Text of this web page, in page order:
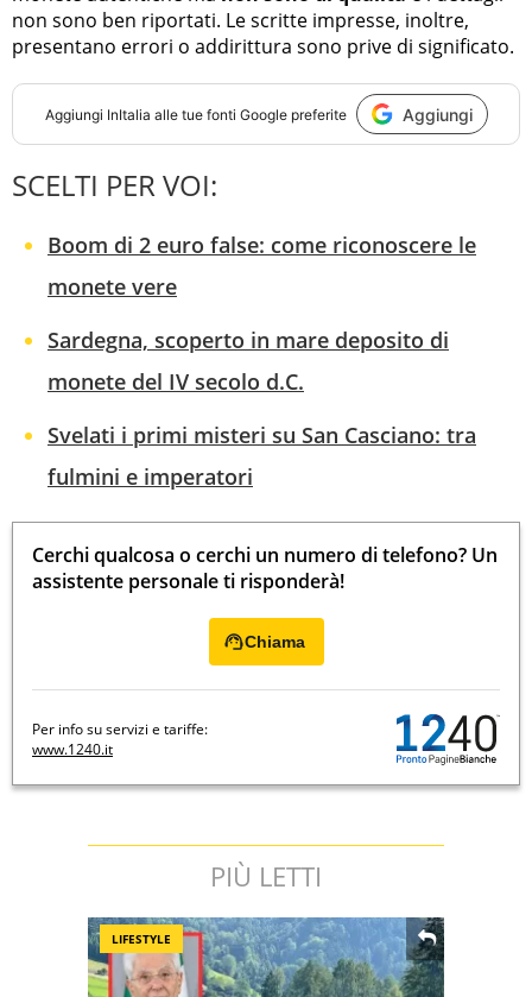
non sono ben riportati. Le scritte impresse, inoltre,
presentano errori o addirittura sono prive di significato.
Aggiungi InItalia alle tue fonti Google preferite Aggiungi
SCELTI PER VOI:
Boom di 2 euro false: come riconoscere le
monete vere
Sardegna, scoperto in mare deposito di
monete del IV secolo d.C.
Svelati i primi misteri su San Casciano: tra
fulmini e imperatori
Cerchi qualcosa o cerchi un numero di telefono? Un
assistente personale ti risponderà!
Chiama
Per info su servizi e tariffe:
www.1240.it
PIÙ LETTI
LIFESTYLE